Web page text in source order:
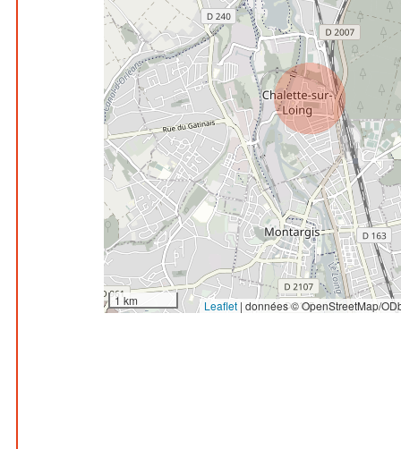
1 km Leaflet | données © OpenStreetMap/